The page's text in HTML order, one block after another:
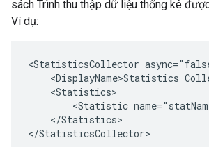
sách Trình thu thập dữ liệu thống kê
Ví dụ:
<StatisticsCollector
<DisplayName>Statistics
    <Statistics>
<Statistic
    </Statistics>